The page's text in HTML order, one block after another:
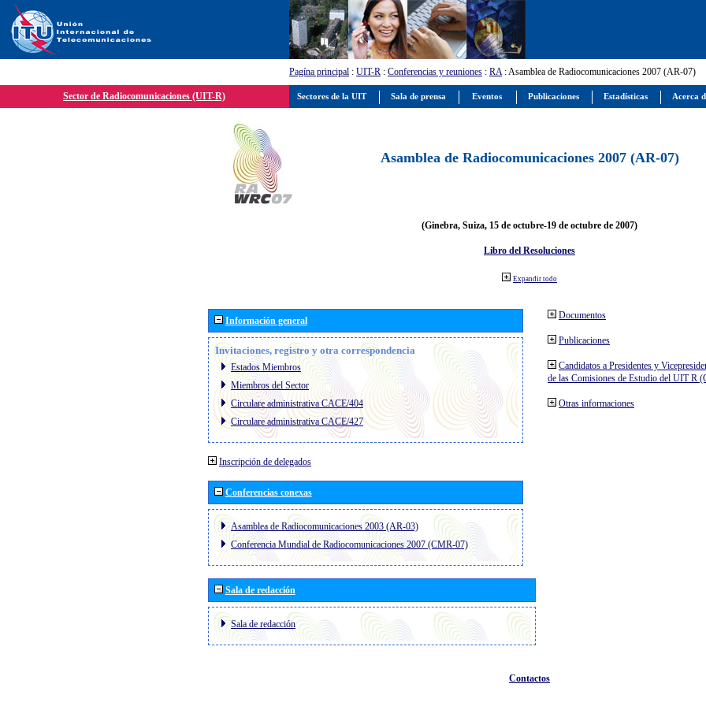
Pagína principal : UIT-R : Conferencias y reuniones : RA: Asamblea de Radiocomunicaciones 2007 (AR-07)
Sector de Radiocomunicaciones (UIT-R)
Asamblea de Radiocomunicaciones 2007 (AR-07)
(Ginebra, Suiza, 15 de octubre-19 de octubre de 2007)
Libro del Resoluciones
Expandir todo
Información general
Invitaciones, registro y otra correspondencia
Estados Miembros
Miembros del Sector
Circulare administrativa CACE/404
Circulare administrativa CACE/427
Inscripción de delegados
Conferencias conexas
Asamblea de Radiocomunicaciones 2003 (AR-03)
Conferencia Mundial de Radiocomunicaciones 2007 (CMR-07)
Sala de redacción
Sala de redacción
Documentos
Publicaciones
Candidatos a Presidentes y
de las Comisiones de Estudio del UIT R
Otras informaciones
Contactos
Sectores de la UIT Sala de prensa Eventos Publicaciones Estadísticas Acerca